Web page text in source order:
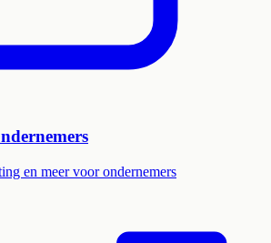
en meer voor ondernemers